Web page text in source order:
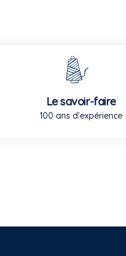
Le savoir-faire
100 ans d'expérience